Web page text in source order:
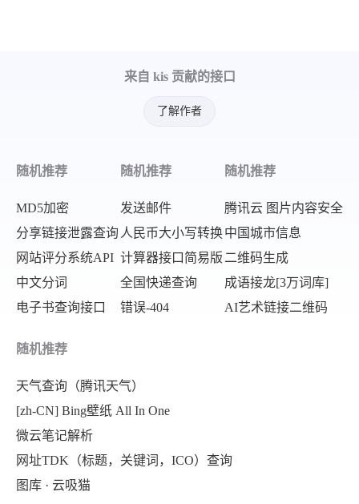
来自 kis 贡献的接口
了解作者
随机推荐
MD5加密
分享链接泄露查询
网站评分系统API
中文分词
电子书查询接口
随机推荐
发送邮件
人民币大小写转换
计算器接口简易版
全国快递查询
错误-404
随机推荐
腾讯云 图片内容安全
中国城市信息
二维码生成
成语接龙[3万词库]
AI艺术链接二维码
随机推荐
天气查询（腾讯天气）
[zh-CN] Bing壁纸 All In One
微云笔记解析
网址TDK（标题，关键词，ICO）查询
图库 · 云吸猫